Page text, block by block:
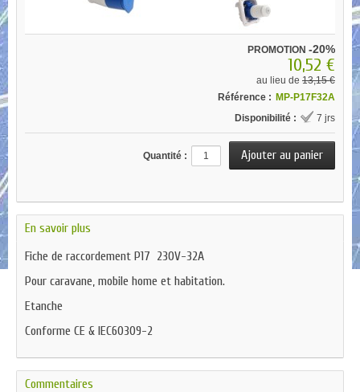
PROMOTION -20%
10,52 €
au lieu de 13,15 €
Référence : MP-P17F32A
Disponibilité :
7 jrs
Quantité :
En savoir plus
Fiche de raccordement P17 230V-32A
Pour caravane, mobile home et habitation.
Etanche
Conforme CE & IEC60309-2
Commentaires